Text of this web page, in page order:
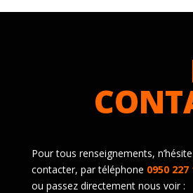
Pour tous renseignements,
contacter, par téléphone 0950 227
ou passez directement nous voir :